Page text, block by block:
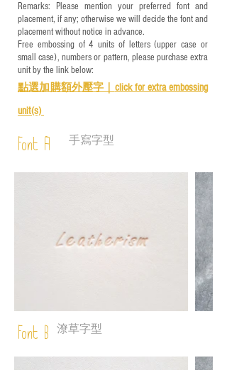
Remarks: Please mention your preferred font and
placement, if any; otherwise we will decide the font and
placement without notice in advance.
Free embossing of 4 units of letters (upper case or
small case), numbers or pattern, please purchase extra
unit by the link below:
點選加購額外壓字｜ click for extra embossing
unit(s)
Font A 手寫字型
Font B 潦草字型